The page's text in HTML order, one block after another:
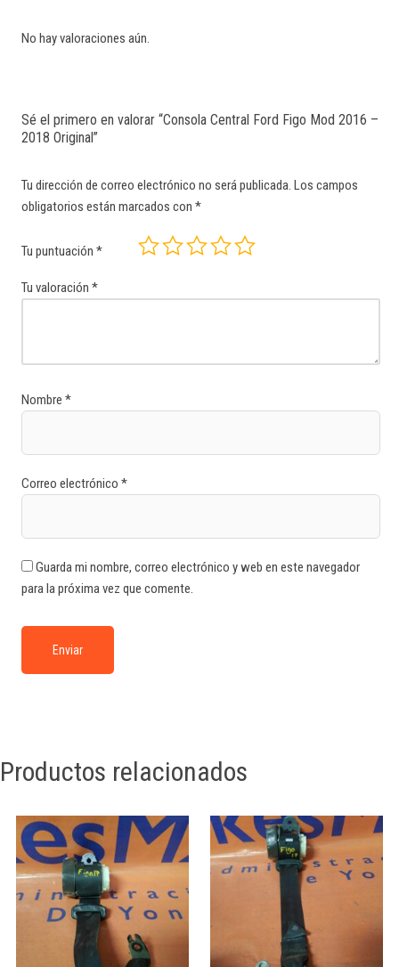
No hay valoraciones aún.
Sé el primero en valorar “Consola Central Ford Figo Mod 2016 –
2018 Original”
Tu dirección de correo electrónico no será publicada. Los campos
obligatorios están marcados con *
Tu puntuación *
Tu valoración *
Nombre *
Correo electrónico *
Guarda mi nombre, correo electrónico y web en este navegador
para la próxima vez que comente.
Productos relacionados